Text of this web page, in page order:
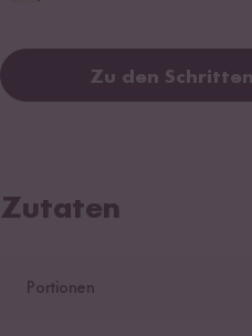
Zu den Schritten
Zutaten
Portionen